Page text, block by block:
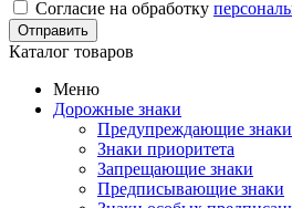
Согласие на обработку
Отправить
Каталог товаров
Меню
Дорожные знаки
Предупреждающие знаки
Знаки приоритета
Запрещающие знаки
Предписывающие знаки